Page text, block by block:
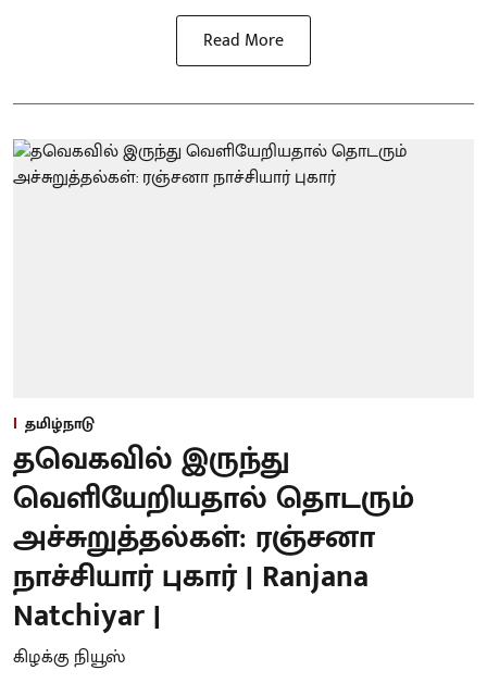
Read More
தமிழ்நாடு
தவெகவில் இருந்து
வெளியேறியதால் தொடரும்
அச்சுறுத்தல்கள்: ரஞ்சனா
நாச்சியார் புகார் | Ranjana
Natchiyar |
கிழக்கு நியூஸ்